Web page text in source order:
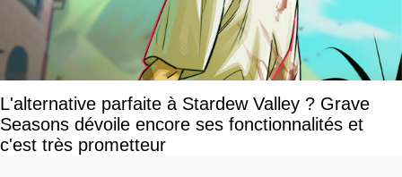
L'alternative parfaite à Stardew Valley ? Grave
Seasons dévoile encore ses fonctionnalités et
c'est très prometteur